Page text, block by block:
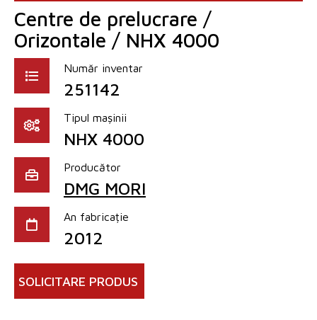
Centre de prelucrare /
Orizontale / NHX 4000
Număr inventar
251142
Tipul mașinii
NHX 4000
Producător
DMG MORI
An fabricație
2012
SOLICITARE PRODUS